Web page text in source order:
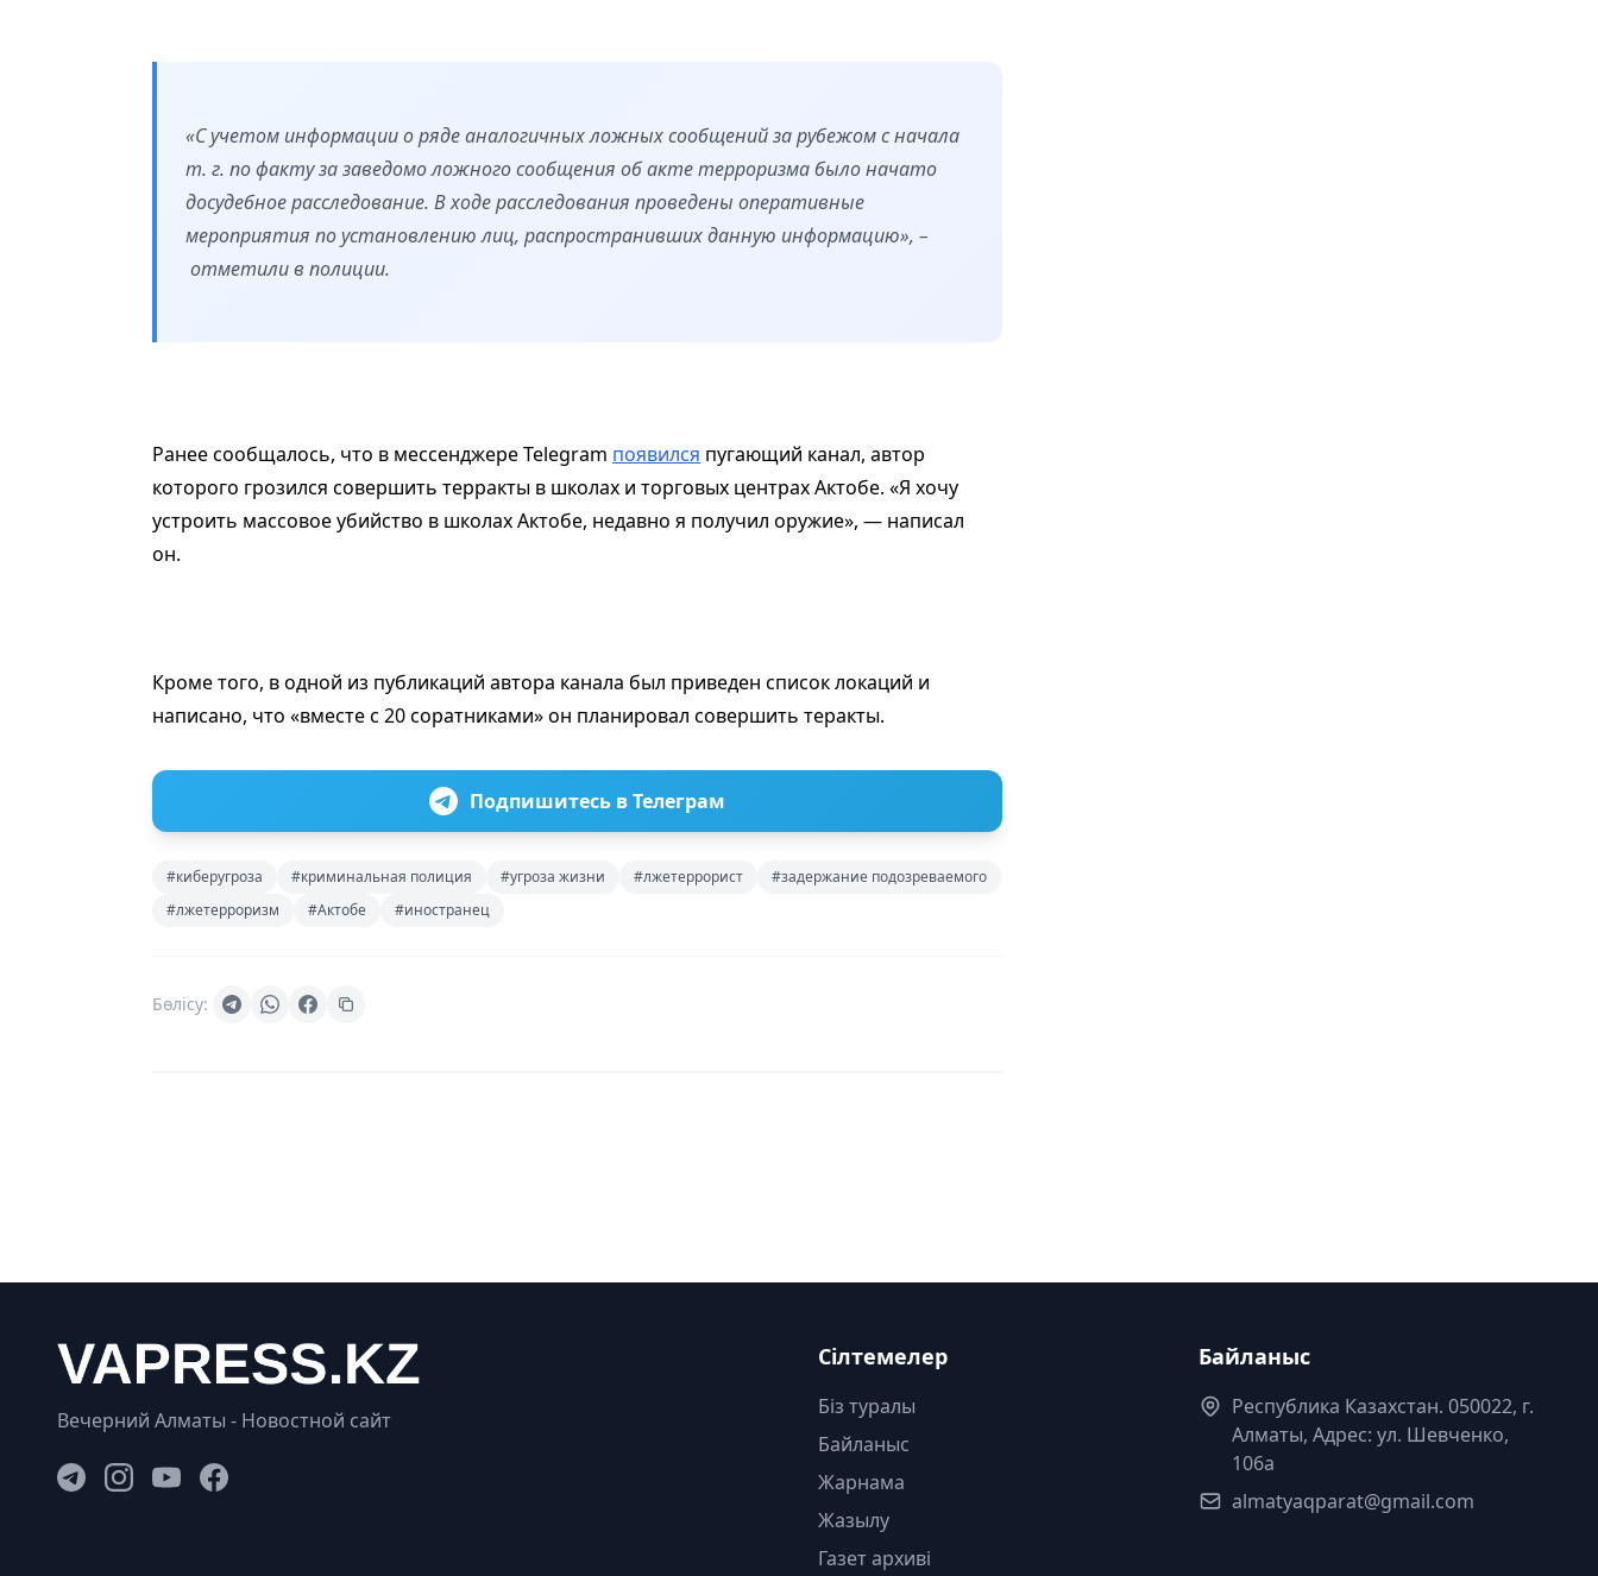
«С учетом информации о ряде аналогичных ложных сообщений за рубежом с начала
т. г. по факту за заведомо ложного сообщения об акте терроризма было начато
досудебное расследование. В ходе расследования проведены оперативные
мероприятия по установлению лиц, распространивших данную информацию», –
отметили в полиции.
Ранее сообщалось, что в мессенджере Telegram появился пугающий канал, автор
которого грозился совершить терракты в школах и торговых центрах Актобе. «Я хочу
устроить массовое yбийcтвo в школах Актобе, недавно я получил opyжие», — написал
он.
Кроме того, в одной из публикаций автора канала был приведен список локаций и
написано, что «вместе с 20 соратниками» он планировал совершить теракты.
Подпишитесь в Телеграм
#киберугроза #криминальная полиция #угроза жизни #лжетеррорист
#задержание подозреваемого
#лжетерроризм
#Актобе #иностранец
Бөлісу:
Вечерний Алматы - Новостной сайт
Сілтемелер
Біз туралы
Байланыс
Жарнама
Жазылу
Газет архиві
Байланыс
Республика Казахстан. 050022, г.
Алматы, Адрес: ул. Шевченко,
106а
almatyaqparat@gmail.com